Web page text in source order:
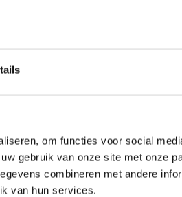
om functies voor social
gebruik van onze site met onze
combineren met andere
van hun services.